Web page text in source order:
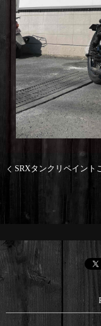
SRXタンクリペイン